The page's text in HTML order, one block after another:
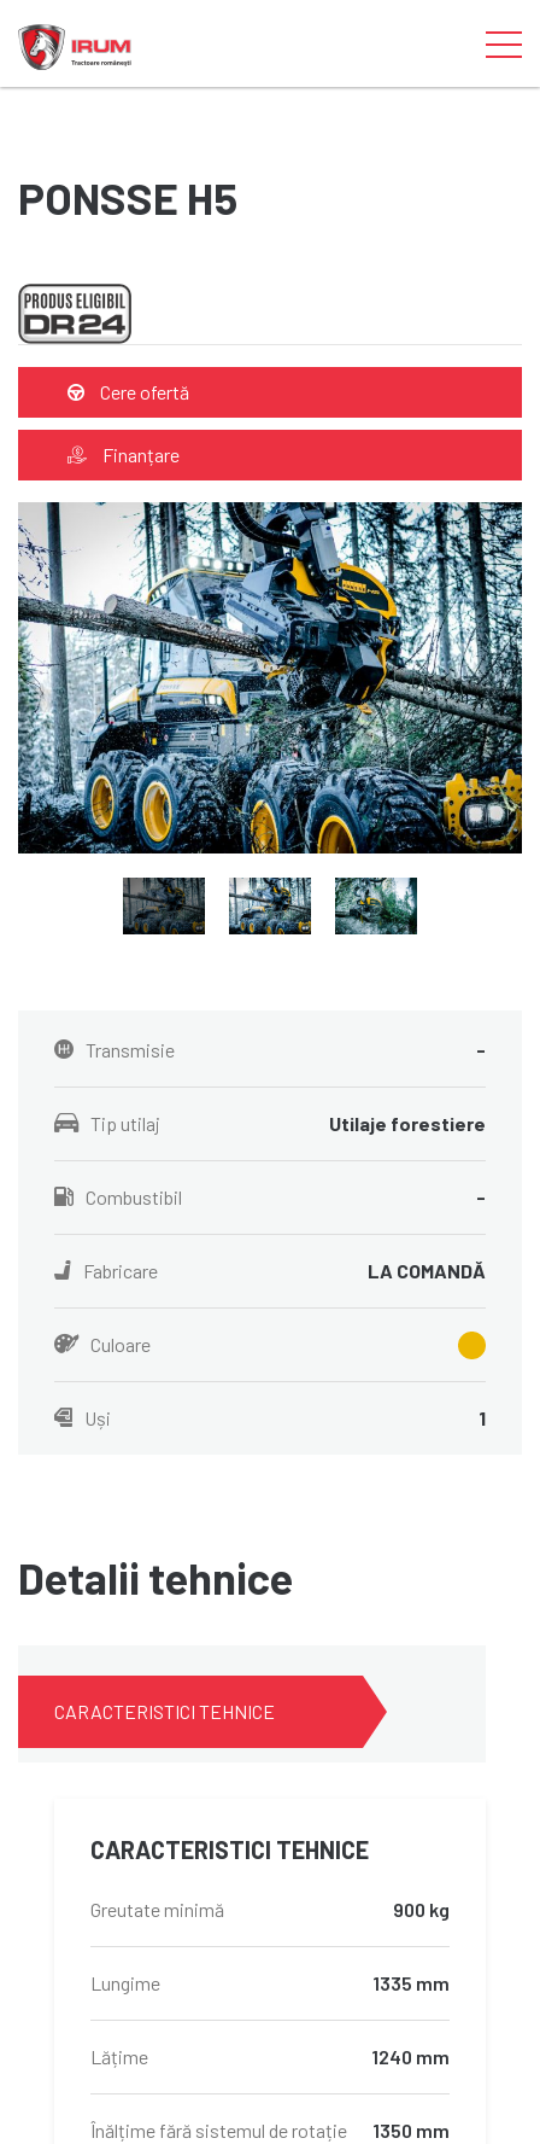
PONSSE H5
Cere ofertă
Finanțare
Transmisie -
Tip utilaj Utilaje forestiere
Combustibil -
Fabricare LA COMANDĂ
Culoare
Uși 1
Detalii tehnice
CARACTERISTICI TEHNICE
CARACTERISTICI TEHNICE
Greutate minimă 900 kg
Lungime 1335 mm
Lățime 1240 mm
Înălțime fără sistemul de rotație 1350 mm